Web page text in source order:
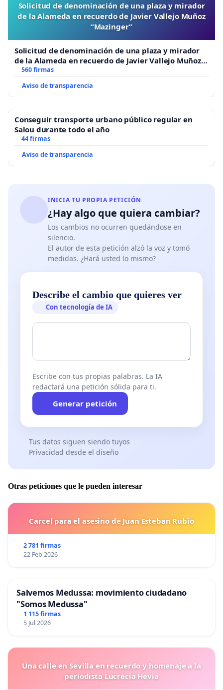
Solicitud de denominación de una plaza y mirador
de la Alameda en recuerdo de Javier Vallejo Muñoz
“Mazinger”
Solicitud de denominación de una plaza y mirador
de la Alameda en recuerdo de Javier Vallejo Muñoz
“Mazinger”
560 firmas
Aviso de transparencia
Conseguir transporte urbano público regular en
Salou durante todo el año
44 firmas
Aviso de transparencia
INICIA TU PROPIA PETICIÓN
¿Hay algo que quiera cambiar?
Los cambios no ocurren quedándose en
silencio.
El autor de esta petición alzó la voz y tomó
medidas. ¿Hará usted lo mismo?
Describe el cambio que quieres ver
Con tecnología de IA
Escribe con tus propias palabras. La IA
redactará una petición sólida para ti.
Generar petición
Tus datos siguen siendo tuyos
Privacidad desde el diseño
Otras peticiones que le pueden interesar
Carcel para el asesino de Juan Esteban Rubio
2 781 firmas
22 Feb 2026
Salvemos Medussa: movimiento ciudadano
"Somos Medussa"
1 115 firmas
5 Jul 2026
Una calle en Sevilla en recuerdo y homenaje a la
periodista Lucrecia Hevia